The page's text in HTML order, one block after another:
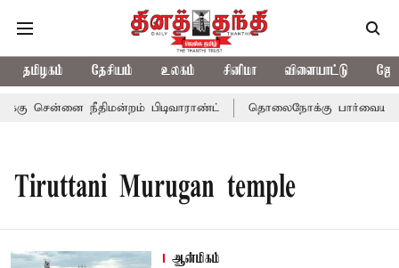
தமிழகம் தேசியம் உலகம் சினிமா விளையாட்டு
சென்னை நீதிமன்றம் பிடிவாராண்ட் தொலைநோக்கு
Tiruttani Murugan temple
ஆன்மிகம்